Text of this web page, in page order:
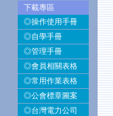
下載專區
◎操作使用手冊
◎自學手冊
◎管理手冊
◎會員相關表格
◎常用作業表格
◎公會標章圖案
◎台灣電力公司